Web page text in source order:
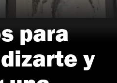
para
y